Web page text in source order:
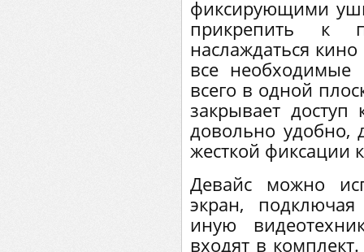
фиксирующими
прикрепить к
наслаждаться
все необходимые
всего в одной
закрывает
довольно удобно,
жесткой фиксации
Девайс можно
экран,
иную
входят в